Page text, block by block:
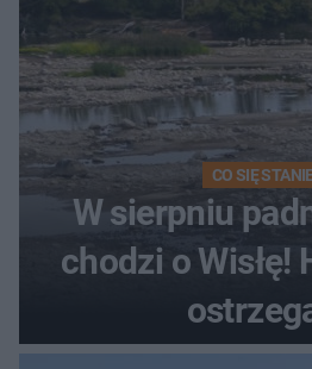
CO SIĘ
W sierpniu
chodzi o Wisłę!